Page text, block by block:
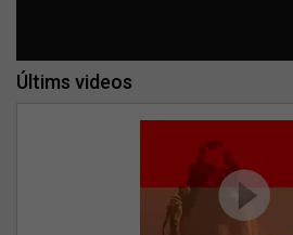
Últims videos